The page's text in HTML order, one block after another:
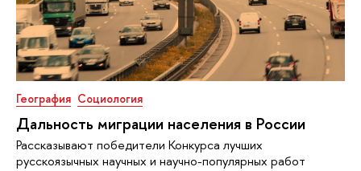
География Социология
Дальность миграции населения в России
Рассказывают победители Конкурса лучших
русскоязычных научных и научно-популярных работ